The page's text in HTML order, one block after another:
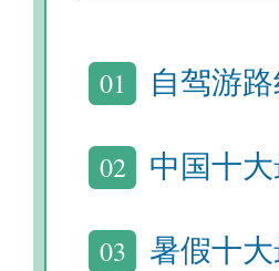
01 自驾游
02 中国十
03 暑假十